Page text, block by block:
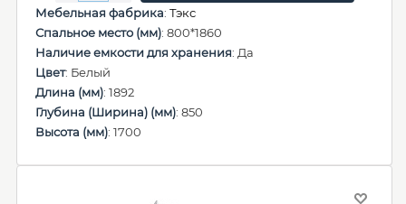
Мебельная фабрика: Тэкс
Спальное место (мм): 800*1860
Наличие емкости для хранения: Да
Цвет: Белый
Длина (мм): 1892
Глубина (Ширина) (мм): 850
Высота (мм): 1700